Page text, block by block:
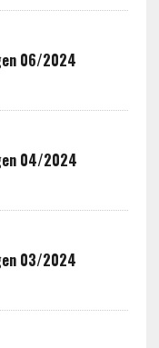
06/2024
04/2024
03/2024